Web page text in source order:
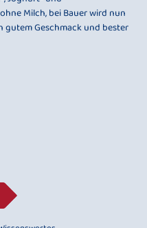
Milch, bei Bauer wird nun
Geschmack und bester